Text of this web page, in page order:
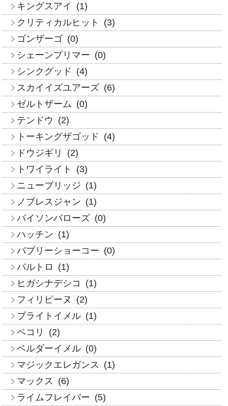
キングスアイ
(1)
クリティカルヒット
(3)
ゴンザーゴ (0)
シェーンプリマー (0)
シンクグッド (4)
スカイイズユアーズ (6)
ゼルトザーム (0)
テンドウ (2)
トーキングザゴッド (4)
ドウジギリ
(2)
トワイライト
(3)
ニューブリッジ (1)
ノブレスジャン (1)
バイソンバローズ (0)
ハッチン (1)
バブリーショーコー (0)
バルトロ
(1)
ヒガシナデシコ
(1)
フィリピーヌ
(2)
ブライトイメル (1)
ペコリ
(2)
ベルダーイメル (0)
マジックエレガンス
(1)
マックス
(6)
ライムフレイバー (5)